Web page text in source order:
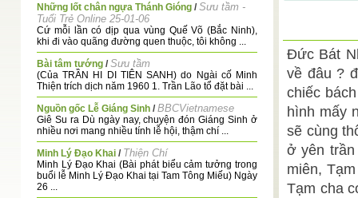
Những lốt chân ngựa Thánh Gióng /Sưu tầm -
Tuổi Trẻ Online 25-01-06
Cứ mỗi lần có dịp qua vùng Quế Võ (Bắc Ninh),
khi đi vào quãng đường quen thuộc, tôi không ...
Bài tâm tướng /Sưu tầm
(Của TRẦN HI DI TIÊN SANH) do Ngài cố Minh
Thiện trích dịch năm 1960 1. Trần Lão tổ đặt bài ...
Nguồn gốc Lễ Giáng Sinh /BBCVietnamese
Giê Su ra Dù ngày nay, chuyện đón Giáng Sinh ở
nhiều nơi mang nhiều tính lễ hội, thậm chí ...
Minh Lý Đạo Khai / Thiện Chí
Minh Lý Đạo Khai (Bài phát biểu cảm tưởng trong
buổi lễ Minh Lý Đạo Khai tại Tam Tông Miếu) Ngày
26 ...
Đức Bát
về đâu ?
chiếc
hình mấy
sẽ cùng
ở yên trần
miên,
Tạm cha